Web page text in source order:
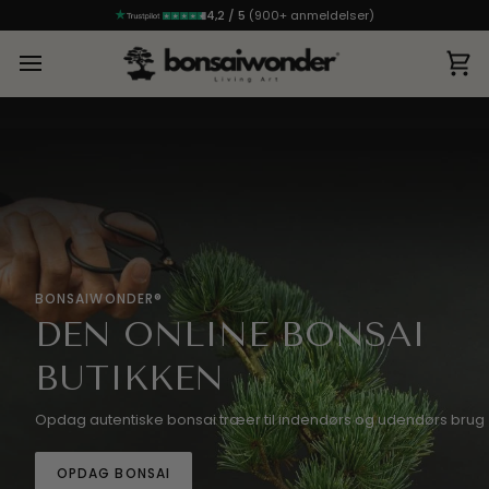
4,2 / 5 (900+ anmeldelser)
BONSAIWONDER®
DEN ONLINE BONSAI
BUTIKKEN
Opdag autentiske bonsai træer til indendørs og udendørs brug
OPDAG BONSAI